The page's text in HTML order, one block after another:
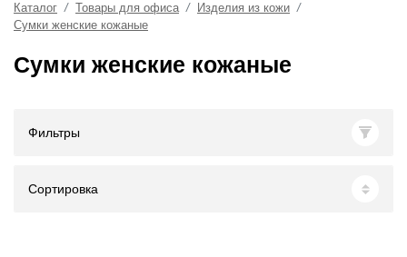
Каталог Товары для офиса
Изделия из кожи
Сумки женские кожаные
Сумки женские кожаные
Фильтры
Сортировка